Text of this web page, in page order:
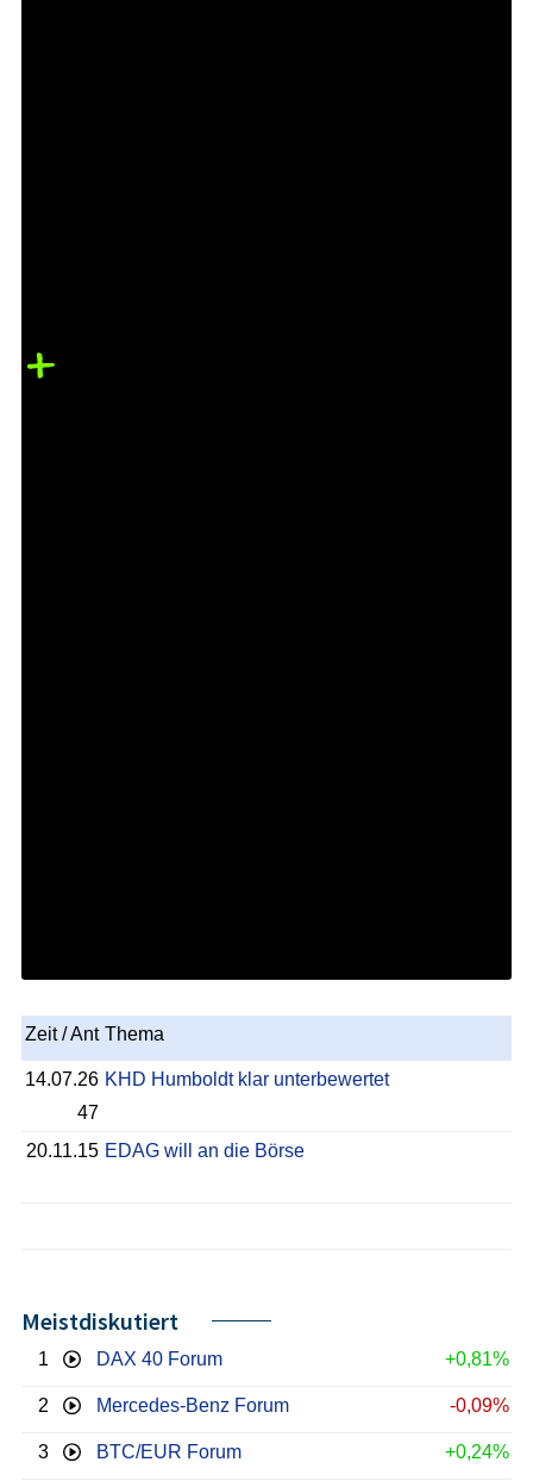
Zeit / Ant Thema
14.07.26
47
KHD Humboldt klar unterbewertet
20.11.15 EDAG will an die Börse
Meistdiskutiert
1 DAX 40 Forum +0,81%
2 Mercedes-Benz Forum -0,09%
3 BTC/EUR Forum +0,24%